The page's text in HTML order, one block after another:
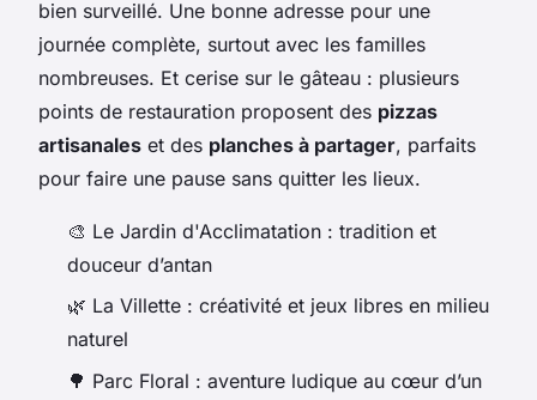
bien surveillé. Une bonne adresse pour une
journée complète, surtout avec les familles
nombreuses. Et cerise sur le gâteau : plusieurs
points de restauration proposent des pizzas
artisanales et des planches à partager, parfaits
pour faire une pause sans quitter les lieux.
🎨 Le Jardin d'Acclimatation : tradition et
douceur d’antan
🌿 La Villette : créativité et jeux libres en milieu
naturel
🌳 Parc Floral : aventure ludique au cœur d’un